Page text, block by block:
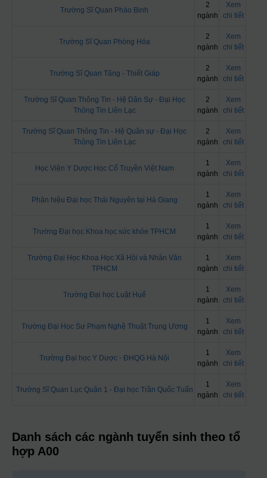
Trường Sĩ Quan Pháo Binh
2
ngành
Xem
chi tiết
Trường Sĩ Quan Phòng Hóa
2
ngành
Xem
chi tiết
Trường Sĩ Quan Tăng - Thiết Giáp
2
ngành
Xem
chi tiết
Trường Sĩ Quan Thông Tin - Hệ Dân Sự - Đại Học
Thông Tin Liên Lạc
2
ngành
Xem
chi tiết
Trường Sĩ Quan Thông Tin - Hệ Quân sự - Đại Học
Thông Tin Liên Lạc
2
ngành
Xem
chi tiết
Học Viện Y Dược Học Cổ Truyền Việt Nam
1
ngành
Xem
chi tiết
Phân hiệu Đại học Thái Nguyên tại Hà Giang
1
ngành
Xem
chi tiết
Trường Đại học Khoa học sức khỏe TPHCM
1
ngành
Xem
chi tiết
Trường Đại Học Khoa Học Xã Hội và Nhân Văn
TPHCM
1
ngành
Xem
chi tiết
Trường Đại học Luật Huế
1
ngành
Xem
chi tiết
Trường Đại Học Sư Phạm Nghệ Thuật Trung Ương
1
ngành
Xem
chi tiết
Trường Đại học Y Dược - ĐHQG Hà Nội
1
ngành
Xem
chi tiết
Trường Sĩ Quan Lục Quân 1 - Đại học Trần Quốc Tuấn
1
ngành
Xem
chi tiết
Danh sách các ngành tuyển sinh theo tổ
hợp A00